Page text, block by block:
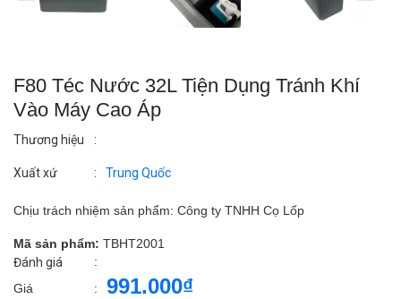
F80 Téc Nước 32L Tiện Dụng Tránh Khí
Vào Máy Cao Áp
Thương hiệu :
Xuất xứ : Trung Quốc
Chịu trách nhiệm sản phẩm: Công ty TNHH Cọ Lốp
Mã sản phẩm: TBHT2001
Đánh giá
:
Giá
: 991.000₫